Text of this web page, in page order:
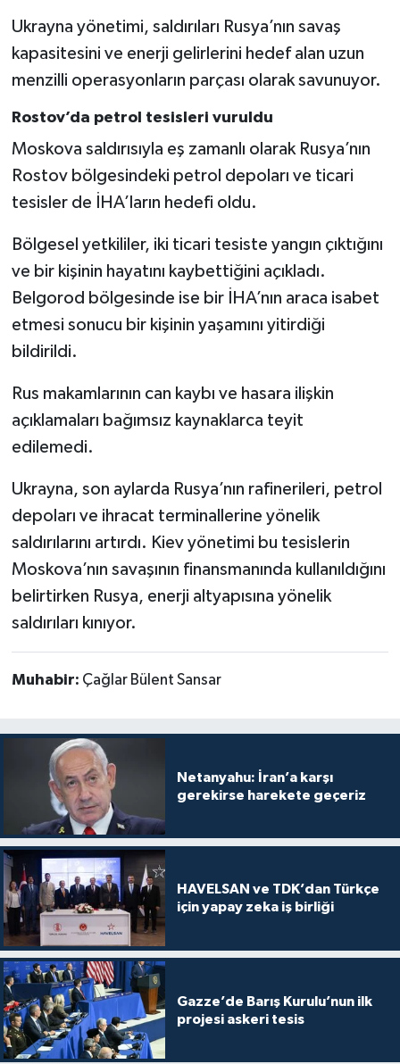
Ukrayna yönetimi, saldırıları Rusya’nın savaş
kapasitesini ve enerji gelirlerini hedef alan uzun
menzilli operasyonların parçası olarak savunuyor.
Rostov’da petrol tesisleri vuruldu
Moskova saldırısıyla eş zamanlı olarak Rusya’nın
Rostov bölgesindeki petrol depoları ve ticari
tesisler de İHA’ların hedefi oldu.
Bölgesel yetkililer, iki ticari tesiste yangın çıktığını
ve bir kişinin hayatını kaybettiğini açıkladı.
Belgorod bölgesinde ise bir İHA’nın araca isabet
etmesi sonucu bir kişinin yaşamını yitirdiği
bildirildi.
Rus makamlarının can kaybı ve hasara ilişkin
açıklamaları bağımsız kaynaklarca teyit
edilemedi.
Ukrayna, son aylarda Rusya’nın rafinerileri, petrol
depoları ve ihracat terminallerine yönelik
saldırılarını artırdı. Kiev yönetimi bu tesislerin
Moskova’nın savaşının finansmanında kullanıldığını
belirtirken Rusya, enerji altyapısına yönelik
saldırıları kınıyor.
Muhabir: Çağlar Bülent Sansar
Netanyahu: İran’a karşı
gerekirse harekete geçeriz
HAVELSAN ve TDK’dan Türkçe
için yapay zeka iş birliği
Gazze’de Barış Kurulu’nun ilk
projesi askeri tesis